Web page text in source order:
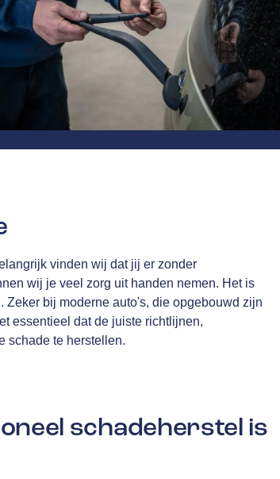
vinden wij dat jij er zonder
wij je veel zorg uit handen nemen. Het is
Zeker bij moderne auto's, die opgebouwd zijn
essentieel dat de juiste richtlijnen,
schade te herstellen.
schadeherstel is